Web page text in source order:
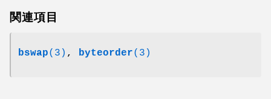
関連項目
bswap(3) , byteorder(3)